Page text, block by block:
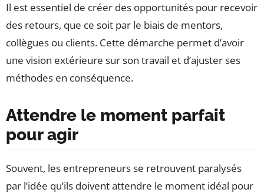
Il est essentiel de créer des opportunités pour recevoir
des retours, que ce soit par le biais de mentors,
collègues ou clients. Cette démarche permet d’avoir
une vision extérieure sur son travail et d’ajuster ses
méthodes en conséquence.
Attendre le moment parfait
pour agir
Souvent, les entrepreneurs se retrouvent paralysés
par l’idée qu’ils doivent attendre le moment idéal pour